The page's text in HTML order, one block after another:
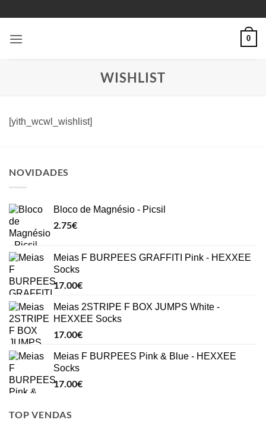
content
0
WISHLIST
[yith_wcwl_wishlist]
NOVIDADES
Bloco de Magnésio - Picsil
2.75€
Meias F BURPEES GRAFFITI Pink - HEXXEE
Socks
17.00€
Meias 2STRIPE F BOX JUMPS White -
HEXXEE Socks
17.00€
Meias F BURPEES Pink & Blue - HEXXEE
Socks
17.00€
TOP VENDAS